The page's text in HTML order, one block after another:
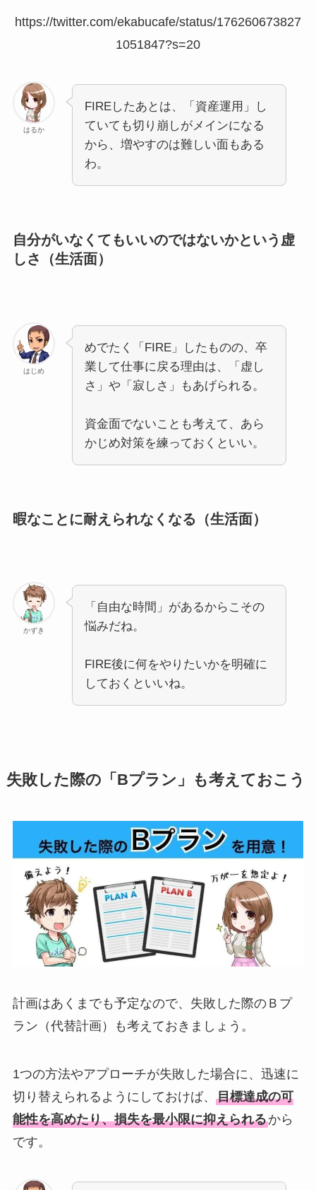
https://twitter.com/ekabucafe/status/176260673827
1051847?s=20
はるか
FIREしたあとは、「資産運用」し
ていても切り崩しがメインになる
から、増やすのは難しい面もある
わ。
自分がいなくてもいいのではないかという虚
しさ（生活面）
はじめ
めでたく「FIRE」したものの、卒
業して仕事に戻る理由は、「虚し
さ」や「寂しさ」もあげられる。
資金面でないことも考えて、あら
かじめ対策を練っておくといい。
暇なことに耐えられなくなる（生活面）
かずき
「自由な時間」があるからこその
悩みだね。
FIRE後に何をやりたいかを明確に
しておくといいね。
失敗した際の「Bプラン」も考えておこう
計画はあくまでも予定なので、失敗した際のＢプ
ラン（代替計画）も考えておきましょう。
1つの方法やアプローチが失敗した場合に、迅速に
切り替えられるようにしておけば、 目標達成の可
能性を高めたり、損失を最小限に抑えられるから
です。